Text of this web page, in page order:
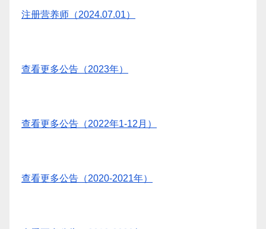
注册营养师（2024.07.01）
查看更多公告（2023年）
查看更多公告（2022年1-12月）
查看更多公告（2020-2021年）